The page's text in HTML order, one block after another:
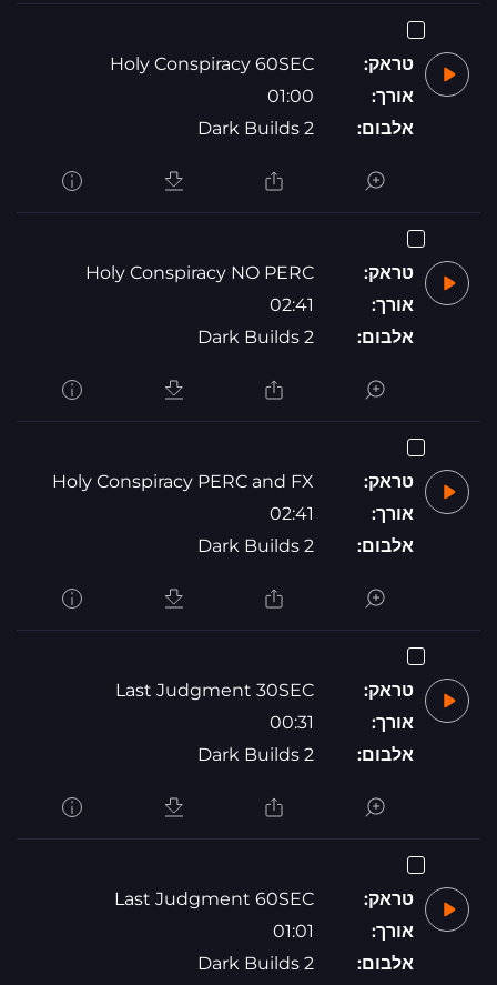
טראק:
Holy Conspiracy 60SEC
אורך:
01:00
אלבום:
Dark Builds 2
טראק:
Holy Conspiracy NO PERC
אורך:
02:41
אלבום:
Dark Builds 2
טראק:
Holy Conspiracy PERC and FX
אורך:
02:41
אלבום:
Dark Builds 2
טראק:
Last Judgment 30SEC
אורך:
00:31
אלבום:
Dark Builds 2
טראק:
Last Judgment 60SEC
אורך:
01:01
אלבום:
Dark Builds 2